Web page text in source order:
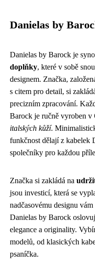
Danielas by
Danielas by Barock je
doplňky, které v sobě
designem. Značka,
s citem pro detail, si
precizním zpracování.
Barock je ručně vyroben v
italských kůží.
funkčnost dělají z kabelek
společníky pro každou
Značka si zakládá na
jsou investicí, která se
nadčasovému designu
Danielas by Barock
elegance a originality.
modelů, od klasických
psaníčka.